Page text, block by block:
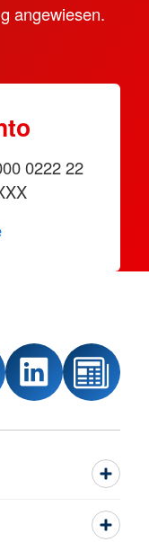
angewiesen.
0222 22